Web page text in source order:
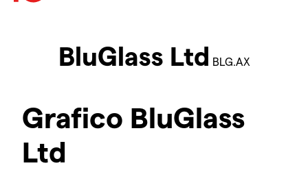
BluGlass Ltd BLG.AX
Grafico BluGlass
Ltd